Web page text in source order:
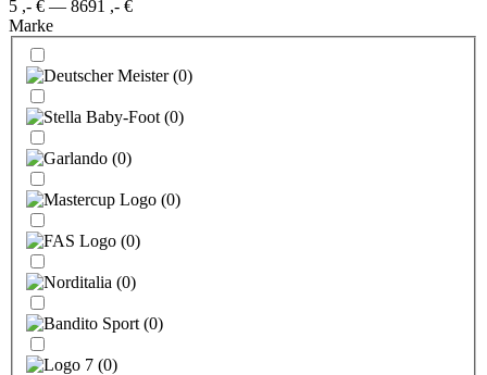
5 ,- € — 8691 ,- €
Marke
(0)
(0)
(0)
(0)
(0)
(0)
(0)
(0)